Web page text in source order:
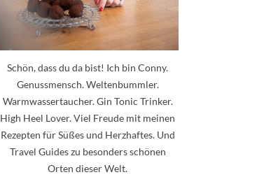
Schön, dass du da bist! Ich bin Conny.
Genussmensch. Weltenbummler.
Warmwassertaucher. Gin Tonic Trinker.
High Heel Lover. Viel Freude mit meinen
Rezepten für Süßes und Herzhaftes. Und
Travel Guides zu besonders schönen
Orten dieser Welt.